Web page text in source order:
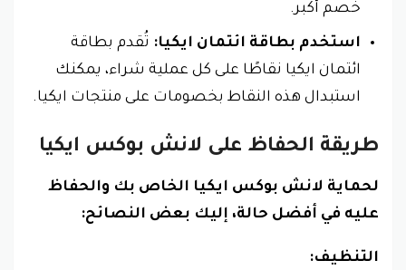
خصم أكبر.
استخدم بطاقة ائتمان ايكيا: تُقدم بطاقة
ائتمان ايكيا نقاطًا على كل عملية شراء، يمكنك
استبدال هذه النقاط بخصومات على منتجات ايكيا.
طريقة الحفاظ على لانش بوكس ايكيا
لحماية لانش بوكس ايكيا الخاص بك والحفاظ
عليه في أفضل حالة، إليك بعض النصائح:
التنظيف: